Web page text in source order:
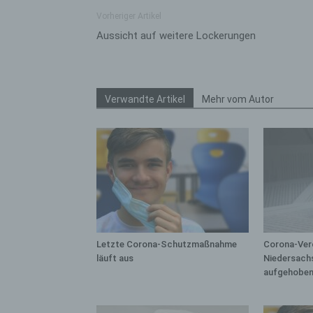
Aussicht auf weitere Lockerungen
Verwandte Artikel Mehr vom Autor
Letzte Corona-Schutzmaßnahme
läuft aus
Corona-
aufgehoben